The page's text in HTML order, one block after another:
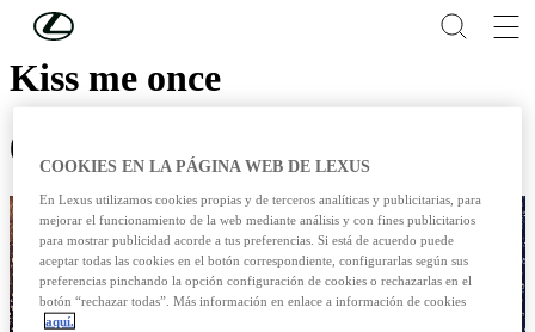
Skip to Main Content
Kiss me once
09 /10 /2014
COOKIES EN LA PÁGINA WEB DE LEXUS
En Lexus utilizamos cookies propias y de terceros analíticas y publicitarias, para
mejorar el funcionamiento de la web mediante análisis y con fines publicitarios
para mostrar publicidad acorde a tus preferencias. Si está de acuerdo puede
aceptar todas las cookies en el botón correspondiente, configurarlas según sus
preferencias pinchando la opción configuración de cookies o rechazarlas en el
botón “rechazar todas”. Más información en enlace a información de cookies
aquí.